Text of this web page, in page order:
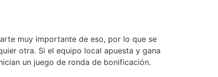
muy importante de eso, por lo que se
otra. Si el equipo local apuesta y gana
un juego de ronda de bonificación.